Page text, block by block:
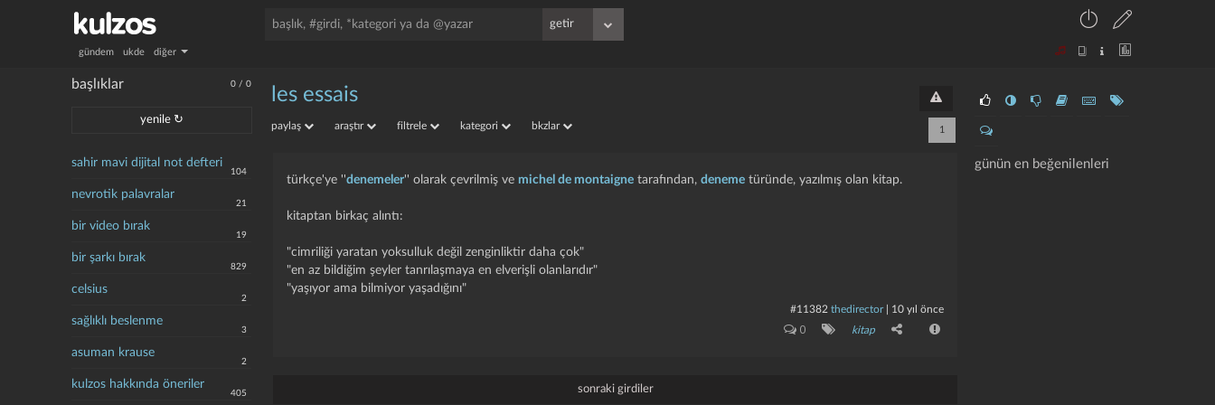
gündem ukde diğer
0 /0
başlıklar
yenile ↻
sahir mavi dijital not defteri
104
nevrotik palavralar
21
bir video bırak
19
bir şarkı bırak
829
celsius
2
sağlıklı beslenme
3
asuman krause
2
kulzos hakkında öneriler
405
günün en beğenilenleri
les essais
paylaş araştır filtrele kategori bkzlar 1
türkçe'ye ''denemeler'' olarak çevrilmiş ve michel de montaigne tarafından,deneme türünde, yazılmış olan kitap.
kitaptan birkaç alıntı:
"cimriliği yaratan yoksulluk değil zenginliktir daha çok"
"en az bildiğim şeyler tanrılaşmaya en elverişli olanlarıdır"
"yaşıyor ama bilmiyor yaşadığını"
#11382 thedirector| 10 yıl önce
0 kitap
sonraki girdiler